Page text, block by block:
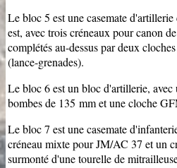
Le bloc 5 est une casemate
est, avec trois créneaux pour canon
complétés au-dessus par deux
(lance-grenades).
Le bloc 6 est un bloc d'artillerie,
bombes de 135 mm et une cloche
Le bloc 7 est une casemate
créneau mixte pour JM/AC 37 et un
surmonté d'une tourelle de